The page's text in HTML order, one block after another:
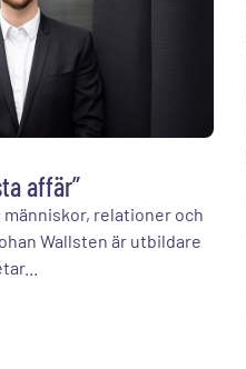
affär”
relationer och
Wallsten är utbildare